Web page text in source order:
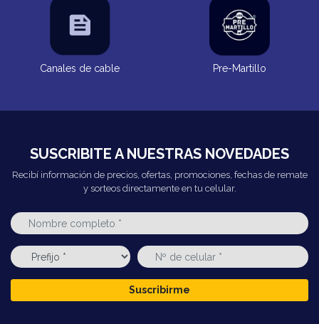
Canales de cable Pre-Martillo
SUSCRIBITE A NUESTRAS NOVEDADES
Recibí información de precios, ofertas, promociones, fechas de remate
y sorteos directamente en tu celular.
Suscribirme